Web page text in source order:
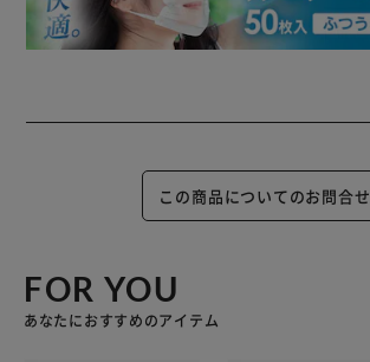
この商品についてのお問合せ
FOR YOU
あなたにおすすめのアイテム